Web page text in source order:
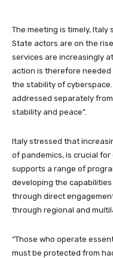
The meeting is timely, Italy
State actors are on the
services are increasingly
action is therefore
the stability of
addressed separately
stability and peace”.
Italy stressed that
of pandemics, is crucial for
supports a range of
developing the
through direct
through regional and
“Those who operate
must be protected from